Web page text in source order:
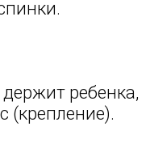
ребенка,
(крепление).